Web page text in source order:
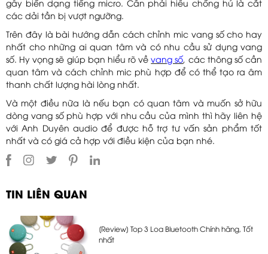
gây biến dạng tiếng micro. Cần phải hiểu chống hú là cắt
các dải tần bị vượt ngưỡng.
Trên đây là bài hướng dẫn cách chỉnh mic vang số cho hay
nhất cho những ai quan tâm và có nhu cầu sử dụng vang
số. Hy vọng sẽ giúp bạn hiểu rõ vềvang số, các thông số cần
quan tâm và cách chỉnh mic phù hợp để có thể tạo ra âm
thanh chất lượng hài lòng nhất.
Và một điều nữa là nếu bạn có quan tâm và muốn sở hữu
dòng vang số phù hợp với nhu cầu của mình thì hãy liên hệ
với Anh Duyên audio để được hỗ trợ tư vấn sản phẩm tốt
nhất và có giá cả hợp với điều kiện của bạn nhé.
TIN LIÊN QUAN
[Review] Top 3 Loa Bluetooth Chính hãng, Tốt
nhất